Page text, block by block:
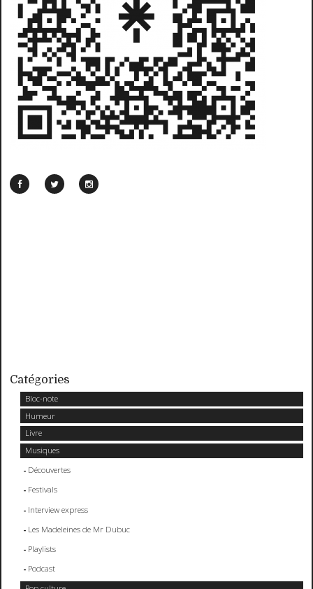
Catégories
Bloc-note
Humeur
Livre
Musiques
Découvertes
Festivals
Interview express
Les Madeleines de Mr Dubuc
Playlists
Podcast